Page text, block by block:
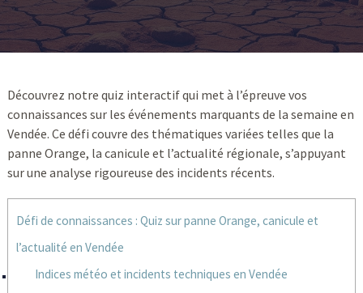
Découvrez notre quiz interactif qui met à l’épreuve vos
connaissances sur les événements marquants de la semaine en
Vendée. Ce défi couvre des thématiques variées telles que la
panne Orange, la canicule et l’actualité régionale, s’appuyant
sur une analyse rigoureuse des incidents récents.
Défi de connaissances : Quiz sur panne Orange, canicule et
l’actualité en Vendée
Indices météo et incidents techniques en Vendée